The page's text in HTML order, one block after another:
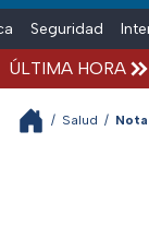
Seguridad
ÚLTIMA HORA
/ Salud / Nota